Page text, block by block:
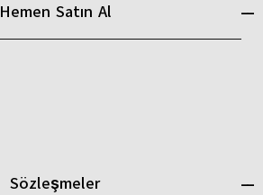
Hemen Satın Al
Sözleşmeler